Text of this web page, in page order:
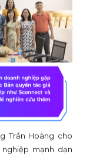
Trần Hoàng cho
mạnh dạn